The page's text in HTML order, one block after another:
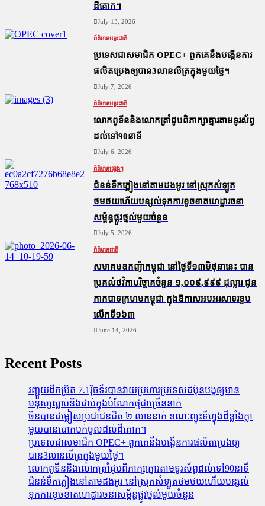
ដីគោក។
July 13, 2026
ព័ត៌មានអន្តរជាតិ
ប្រទេសជាសមាជិក OPEC+​ ពួកគេនឹងបង្កើនការ
ផលិតប្រេងឲ្យបាន3លានលីត្រក្នុងមួយថ្ងៃ។
July 7, 2026
ព័ត៌មានអន្តរជាតិ
លោកពូទីននិងលោកត្រាំជូបពិភាក្សាគ្នារតាមទូរស័ព្ធ
ដល់ទៅ90នាទី
July 6, 2026
ព័ត៌មានផ្សេងៗ
ជំនន់​ទឹកភ្លៀង​នៅ​តាម​ដងអូរ​ នៅ​ស្រុក​សំឡូត​
ថមថយ​ហើយ​បន្សល់​ទុក​ការ​ខូចខាត​ហេដ្ឋារចនា
សម្ព័ន្ធ​ផ្លូវថ្នល់​មួយ​ចំនួន
July 5, 2026
ព័ត៌មានជាតិ
សមាគមឧកញ៉ាកម្ពុជា នៅថ្ងៃទី១៣មិថុនានេះ បាន
ប្រគល់ថវិកាបរិច្ចាគចំនួន ១,០០៩,៩៩៩ ដុល្លារ ជូន
កាកបាទក្រហមកម្ពុជា ក្នុងឱកាសអបអរសាទរខួប
លើកទី១៦៣
June 14, 2026
Recent Posts
រញ្ជួយដីកម្រិត​ 7.1រ៉ិចទ័របានវាយប្រហារប្រទេសជប៉ុនបង្កឲ្យមាន
មនុស្សស្លាប់​និង​ជាប់ក្នុងបំណែកថ្មជាច្រើននាក់
ចិនបានជម្លៀសប្រជាជនជិត ២ លាននាក់ ខណៈព្យុះទីហ្វុងដ៏ខ្លាំងក្លា
មួយបានបោកបក់ចូលដល់ដីគោក។
ប្រទេសជាសមាជិក OPEC+​ ពួកគេនឹងបង្កើនការផលិតប្រេងឲ្យ
បាន3លានលីត្រក្នុងមួយថ្ងៃ។
លោកពូទីននិងលោកត្រាំជូបពិភាក្សាគ្នារតាមទូរស័ព្ធដល់ទៅ90នាទី
ជំនន់​ទឹកភ្លៀង​នៅ​តាម​ដងអូរ​ នៅ​ស្រុក​សំឡូត​ថមថយ​ហើយ​បន្សល់​
ទុក​ការ​ខូចខាត​ហេដ្ឋារចនាសម្ព័ន្ធ​ផ្លូវថ្នល់​មួយ​ចំនួន